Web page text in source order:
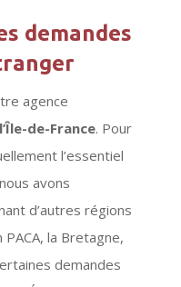
demandes
agence
de-France. Pour
l’essentiel
avons
d’autres régions
la Bretagne,
demandes